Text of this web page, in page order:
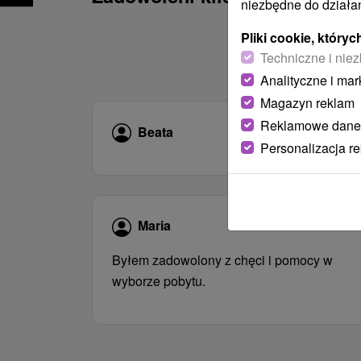
Beata 20.07.2026
Maria
Byłem zadowolony z chęci i pomocy w
wyborze pobytu.
niezbędne do
Pliki cookie,
Techniczne i
Analityczne i
Magazyn reklam
Reklamowe
Personalizacja